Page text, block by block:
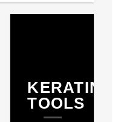
KERATINE
TOOLS